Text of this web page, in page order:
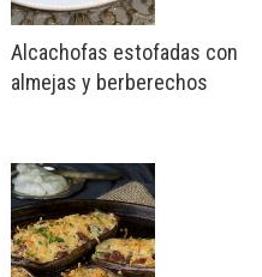
Alcachofas estofadas con
almejas y berberechos